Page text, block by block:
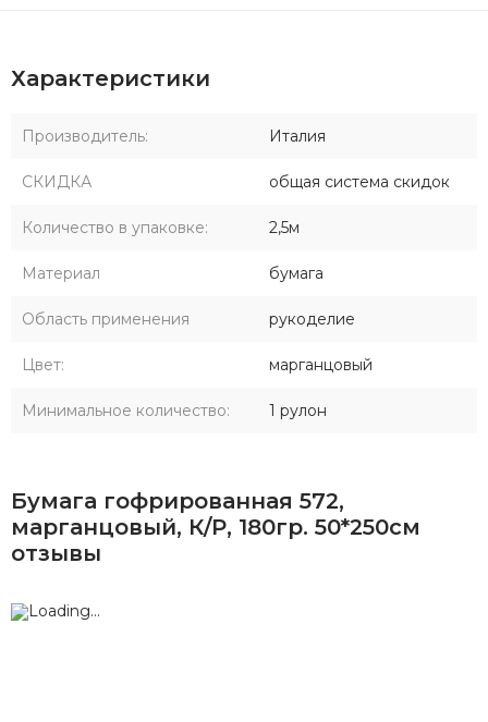
Характеристики
Производитель: Италия
СКИДКА общая система скидок
Количество в упаковке: 2,5м
Материал бумага
Область применения рукоделие
Цвет: марганцовый
Минимальное количество: 1 рулон
Бумага гофрированная 572,
марганцовый, К/Р, 180гр. 50*250см
отзывы